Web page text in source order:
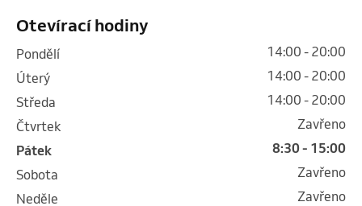
Otevírací hodiny
pondělí
14:00 - 20:00
úterý
14:00 - 20:00
středa
14:00 - 20:00
čtvrtek
Zavřeno
pátek
8:30 - 15:00
sobota
Zavřeno
neděle
Zavřeno